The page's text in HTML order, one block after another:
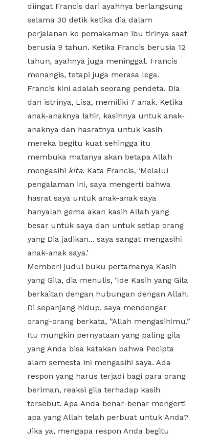
diingat Francis dari ayahnya berlangsung
selama 30 detik ketika dia dalam
perjalanan ke pemakaman ibu tirinya saat
berusia 9 tahun. Ketika Francis berusia 12
tahun, ayahnya juga meninggal. Francis
menangis, tetapi juga merasa lega.
Francis kini adalah seorang pendeta. Dia
dan istrinya, Lisa, memiliki 7 anak. Ketika
anak-anaknya lahir, kasihnya untuk anak-
anaknya dan hasratnya untuk kasih
mereka begitu kuat sehingga itu
membuka matanya akan betapa Allah
mengasihi kita. Kata Francis, ‘Melalui
pengalaman ini, saya mengerti bahwa
hasrat saya untuk anak-anak saya
hanyalah gema akan kasih Allah yang
besar untuk saya dan untuk setiap orang
yang Dia jadikan... saya sangat mengasihi
anak-anak saya.’
Memberi judul buku pertamanya Kasih
yang Gila, dia menulis, ‘Ide Kasih yang Gila
berkaitan dengan hubungan dengan Allah.
Di sepanjang hidup, saya mendengar
orang-orang berkata, ”Allah mengasihimu.”
Itu mungkin pernyataan yang paling gila
yang Anda bisa katakan bahwa Pecipta
alam semesta ini mengasihi saya. Ada
respon yang harus terjadi bagi para orang
beriman, reaksi gila terhadap kasih
tersebut. Apa Anda benar-benar mengerti
apa yang Allah telah perbuat untuk Anda?
Jika ya, mengapa respon Anda begitu